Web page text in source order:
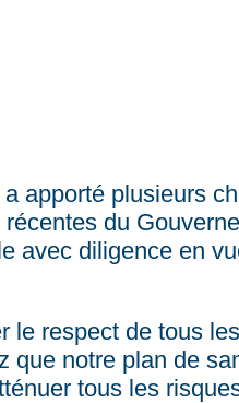
apporté plusieurs
du
avec diligence en
le respect de tous
que notre plan de
tous les